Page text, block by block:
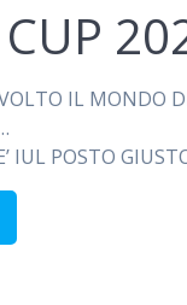
CUP
IL MONDO
IUL POSTO